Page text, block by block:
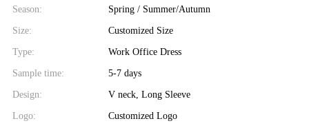
Season: Spring / Summer/Autumn
Size: Customized Size
Type: Work Office Dress
Sample time: 5-7 days
Design: V neck, Long Sleeve
Logo: Customized Logo